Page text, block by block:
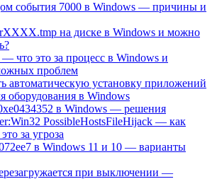
события 7000 в Windows — причины и
на диске в Windows и можно
— что это за процесс в Windows и
проблем
автоматическую установку приложений
оборудования в Windows
в Windows — решения
PossibleHostsFileHijack — как
за угроза
в Windows 11 и 10 — варианты
при выключении —